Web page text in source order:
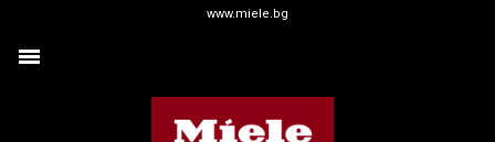
www.miele.bg